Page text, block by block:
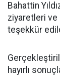
Bahattin
ziyaretleri ve
teşekkür
hayırlı